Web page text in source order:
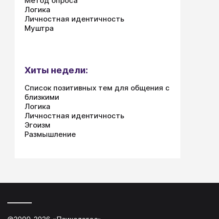
Логика
Личностная идентичность
Муштра
Хиты недели:
Список позитивных тем для общения с
близкими
Логика
Личностная идентичность
Эгоизм
Размышление